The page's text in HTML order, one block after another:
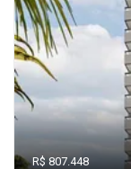
R$ 807.448